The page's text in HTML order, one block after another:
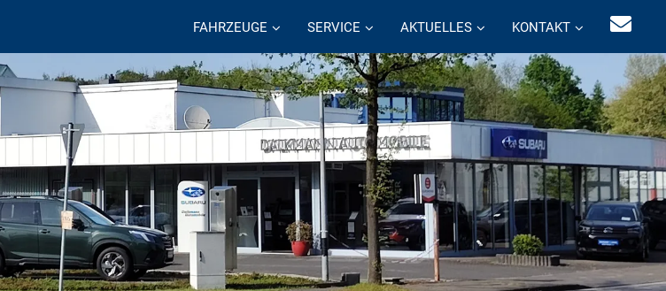
FAHRZEUGE SERVICE AKTUELLES KONTAKT